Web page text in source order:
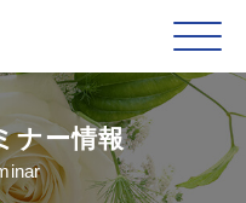
ナー情報